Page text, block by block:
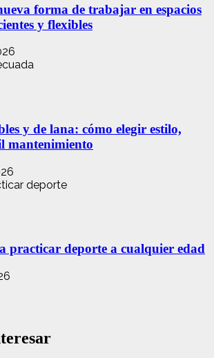
forma de trabajar en espacios
y flexibles
y de lana: cómo elegir estilo,
mantenimiento
practicar deporte a cualquier edad